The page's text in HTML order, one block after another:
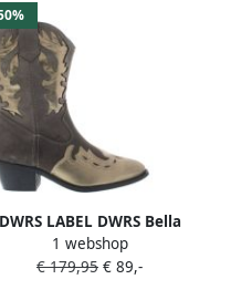
DWRS LABEL DWRS Bella
Smoke Grijs Suede
Cowboy laarzen Dames
1 webshop
€ 179,95 € 89,-